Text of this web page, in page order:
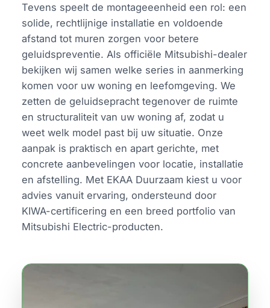
Tevens speelt de montageeenheid een rol: een
solide, rechtlijnige installatie en voldoende
afstand tot muren zorgen voor betere
geluidspreventie. Als officiële Mitsubishi-dealer
bekijken wij samen welke series in aanmerking
komen voor uw woning en leefomgeving. We
zetten de geluidsepracht tegenover de ruimte
en structuraliteit van uw woning af, zodat u
weet welk model past bij uw situatie. Onze
aanpak is praktisch en apart gerichte, met
concrete aanbevelingen voor locatie, installatie
en afstelling. Met EKAA Duurzaam kiest u voor
advies vanuit ervaring, ondersteund door
KIWA-certificering en een breed portfolio van
Mitsubishi Electric-producten.